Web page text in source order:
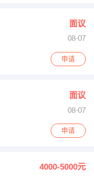
面议
08-07
申请
面议
08-07
申请
4000-5000元